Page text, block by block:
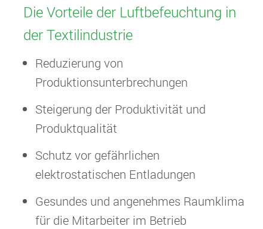
Die Vorteile der Luftbefeuchtung in
der Textilindustrie
Reduzierung von
Produktionsunterbrechungen
Steigerung der Produktivität und
Produktqualität
Schutz vor gefährlichen
elektrostatischen Entladungen
Gesundes und angenehmes Raumklima
für die Mitarbeiter im Betrieb